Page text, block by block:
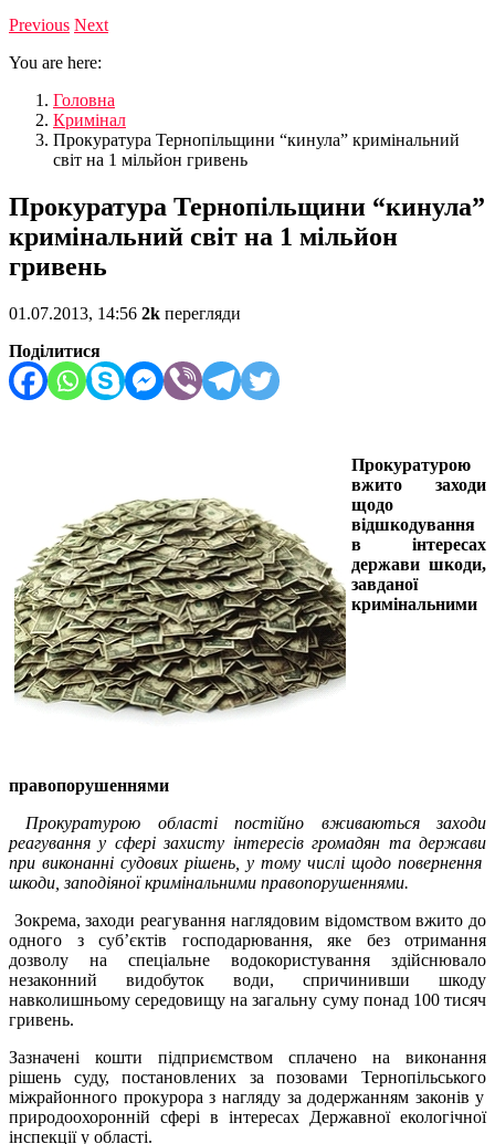
Previous Next
You are here:
Головна
Кримінал
Прокуратура Тернопільщини “кинула” кримінальний
світ на 1 мільйон гривень
Прокуратура Тернопільщини “кинула”
кримінальний світ на 1 мільйон
гривень
01.07.2013, 14:56 2k перегляди
Поділитися
Прокуратурою
вжито заходи
щодо
відшкодування
в інтересах
держави шкоди,
завданої
кримінальними
правопорушеннями
Прокуратурою області постійно вживаються заходи
реагування у сфері захисту інтересів громадян та держави
при виконанні судових рішень, у тому числі щодо повернення
шкоди, заподіяної кримінальними правопорушеннями.
Зокрема, заходи реагування наглядовим відомством вжито до
одного з суб’єктів господарювання, яке без отримання
дозволу на спеціальне водокористування здійснювало
незаконний видобуток води, спричинивши шкоду
навколишньому середовищу на загальну суму понад 100 тисяч
гривень.
Зазначені кошти підприємством сплачено на виконання
рішень суду, постановлених за позовами Тернопільського
міжрайонного прокурора з нагляду за додержанням законів у
природоохоронній сфері в інтересах Державної екологічної
інспекції у області.